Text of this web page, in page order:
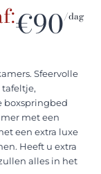
€90/dag
Sfeervolle
tafeltje,
boxspringbed
met een
een extra luxe
Heeft u extra
alles in het